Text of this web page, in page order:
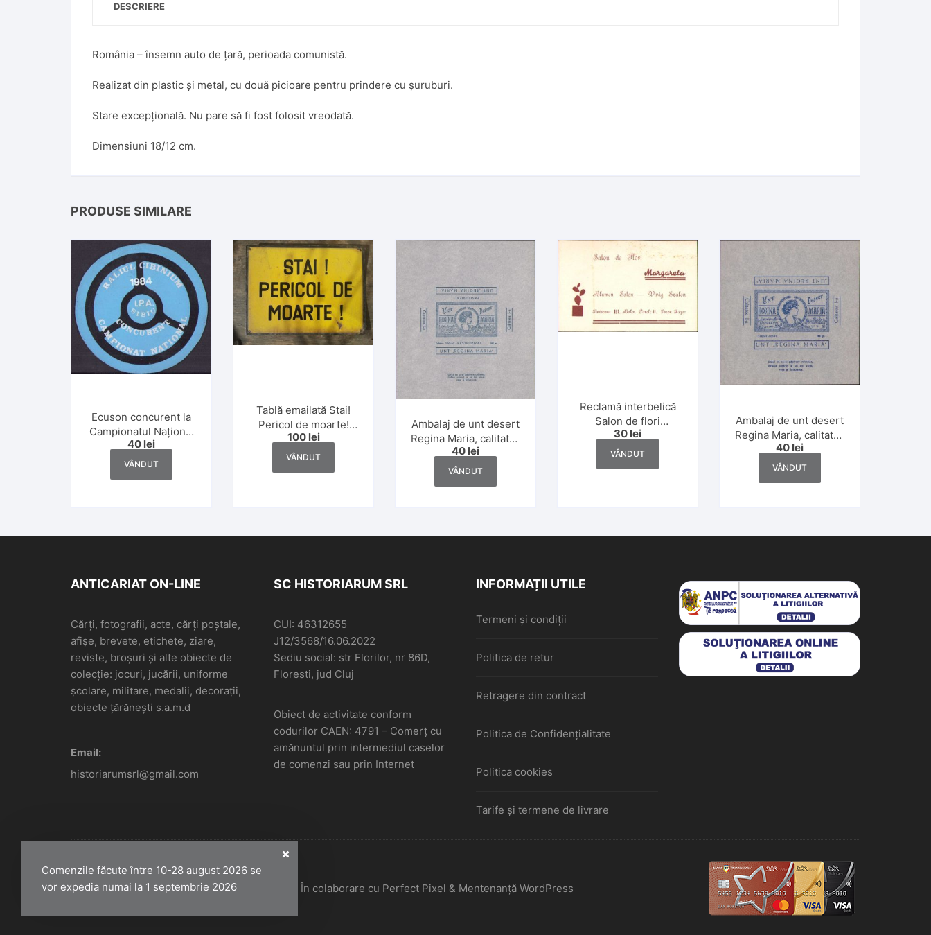
Comenzile făcute între 10-28 august 2026 se
vor expedia numai la 1 septembrie 2026
DESCRIERE
România – însemn auto de țară, perioada comunistă.
Realizat din plastic și metal, cu două picioare pentru prindere cu șuruburi.
Stare excepțională. Nu pare să fi fost folosit vreodată.
Dimensiuni 18/12 cm.
PRODUSE SIMILARE
Ecuson concurent la
Campionatul Național
Raliul Cibinului 1984
I.P.A. Sibiu
40 lei
VÂNDUT
Tablă emailată Stai!
Pericol de moarte!
protecția muncii –
România comunistă
100 lei
VÂNDUT
Ambalaj de unt desert
Regina Maria, calitatea
I, 200 gr, interbelic
40 lei
VÂNDUT
Reclamă interbelică
Salon de flori
Margareta Timișoara
30 lei
VÂNDUT
Ambalaj de unt desert
Regina Maria, calitatea
I, 100 gr, interbelic
40 lei
VÂNDUT
ANTICARIAT ON-LINE
Cărți, fotografii, acte, cărți poștale,
afișe, brevete, etichete, ziare,
reviste, broșuri și alte obiecte de
colecție: jocuri, jucării, uniforme
școlare, militare, medalii, decorații,
obiecte țărănești s.a.m.d
Email:
historiarumsrl@gmail.com
SC HISTORIARUM SRL
CUI: 46312655
J12/3568/16.06.2022
Sediu social: str Florilor, nr 86D,
Floresti, jud Cluj
Obiect de activitate conform
codurilor CAEN: 4791 – Comerţ cu
amănuntul prin intermediul caselor
de comenzi sau prin Internet
INFORMAȚII UTILE
Termeni și condiții
Politica de retur
Retragere din contract
Politica de Confidențialitate
Politica cookies
Tarife și termene de livrare
Historiarum 2026 - Toate drepturile rezervate. În colaborare cu Perfect Pixel & Mentenanță WordPress